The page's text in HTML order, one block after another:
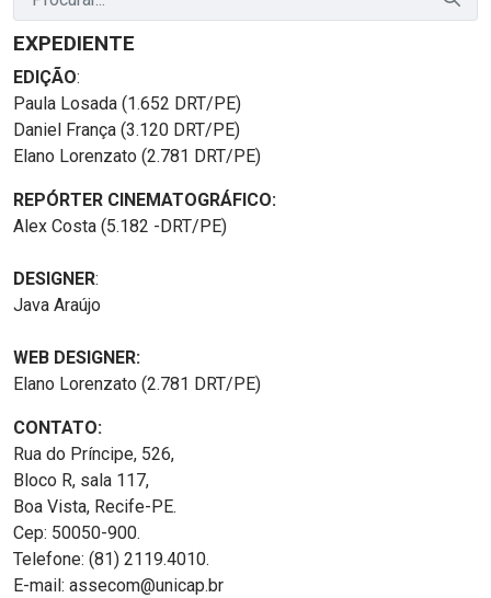
EXPEDIENTE
EDIÇÃO:
Paula Losada (1.652 DRT/PE)
Daniel França (3.120 DRT/PE)
Elano Lorenzato (2.781 DRT/PE)
REPÓRTER CINEMATOGRÁFICO:
Alex Costa (5.182 -DRT/PE)
DESIGNER:
Java Araújo
WEB DESIGNER:
Elano Lorenzato (2.781 DRT/PE)
CONTATO:
Rua do Príncipe, 526,
Bloco R, sala 117,
Boa Vista, Recife-PE.
Cep: 50050-900.
Telefone: (81) 2119.4010.
E-mail: assecom@unicap.br